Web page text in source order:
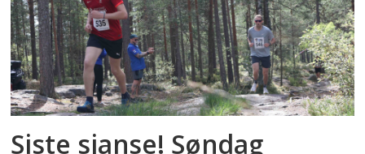
Siste sjanse! Søndag